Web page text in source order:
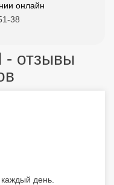
онлайн
38
- отзывы
день.